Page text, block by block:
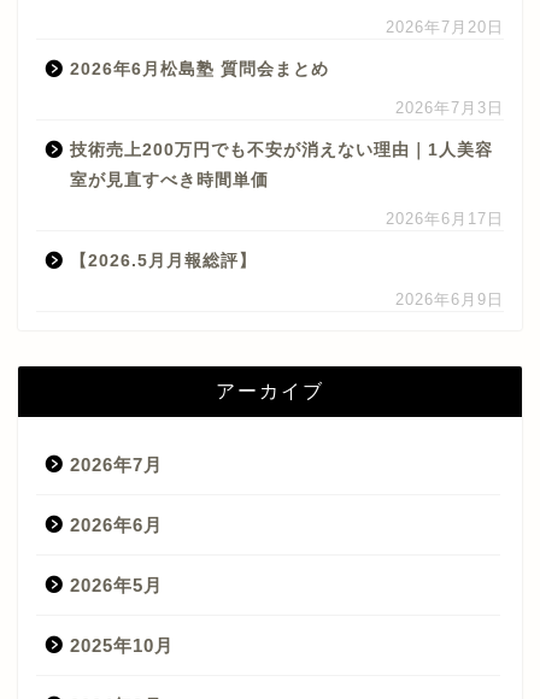
2026年7月20日
2026年6月松島塾 質問会まとめ
2026年7月3日
技術売上200万円でも不安が消えない理由｜1人美容
室が見直すべき時間単価
2026年6月17日
【2026.5月月報総評】
2026年6月9日
アーカイブ
2026年7月
2026年6月
2026年5月
2025年10月